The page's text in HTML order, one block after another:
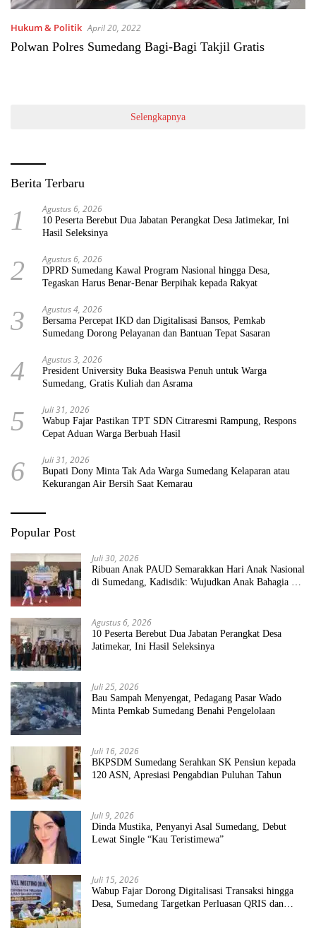
Hukum & Politik April 20, 2022
Polwan Polres Sumedang Bagi-Bagi Takjil Gratis
Selengkapnya
Berita Terbaru
1 Agustus 6, 2026
10 Peserta Berebut Dua Jabatan Perangkat Desa Jatimekar, Ini
Hasil Seleksinya
2 Agustus 6, 2026
DPRD Sumedang Kawal Program Nasional hingga Desa,
Tegaskan Harus Benar-Benar Berpihak kepada Rakyat
3 Agustus 4, 2026
Bersama Percepat IKD dan Digitalisasi Bansos, Pemkab
Sumedang Dorong Pelayanan dan Bantuan Tepat Sasaran
4 Agustus 3, 2026
President University Buka Beasiswa Penuh untuk Warga
Sumedang, Gratis Kuliah dan Asrama
5 Juli 31, 2026
Wabup Fajar Pastikan TPT SDN Citraresmi Rampung, Respons
Cepat Aduan Warga Berbuah Hasil
6 Juli 31, 2026
Bupati Dony Minta Tak Ada Warga Sumedang Kelaparan atau
Kekurangan Air Bersih Saat Kemarau
Popular Post
Juli 30, 2026
Ribuan Anak PAUD Semarakkan Hari Anak Nasional
di Sumedang, Kadisdik: Wujudkan Anak Bahagia dan
Agustus 6, 2026
10 Peserta Berebut Dua Jabatan Perangkat Desa
Jatimekar, Ini Hasil Seleksinya
Juli 25, 2026
Bau Sampah Menyengat, Pedagang Pasar Wado
Minta Pemkab Sumedang Benahi Pengelolaan
Juli 16, 2026
BKPSDM Sumedang Serahkan SK Pensiun kepada
120 ASN, Apresiasi Pengabdian Puluhan Tahun
Juli 9, 2026
Dinda Mustika, Penyanyi Asal Sumedang, Debut
Lewat Single “Kau Teristimewa”
Juli 15, 2026
Wabup Fajar Dorong Digitalisasi Transaksi hingga
Desa, Sumedang Targetkan Perluasan QRIS dan